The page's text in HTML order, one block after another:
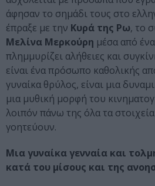
άφησαν το σημάδι τους στο
έπραξε με την Κυρά της Ρω, το
Μελίνα Μερκούρη μέσα από
πλημμυρίζει αλήθειες και
είναι ένα πρόσωπο καθολικής
γυναίκα θρύλος, είναι μια
μια μυθική μορφή του
λοιπόν πάνω της όλα τα
γοητεύουν.
Μια γυναίκα γενναία και
κατά του μίσους και της